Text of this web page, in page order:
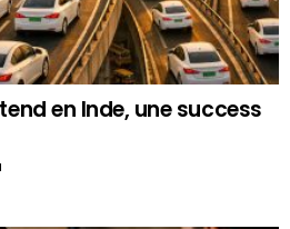
en Inde, une success